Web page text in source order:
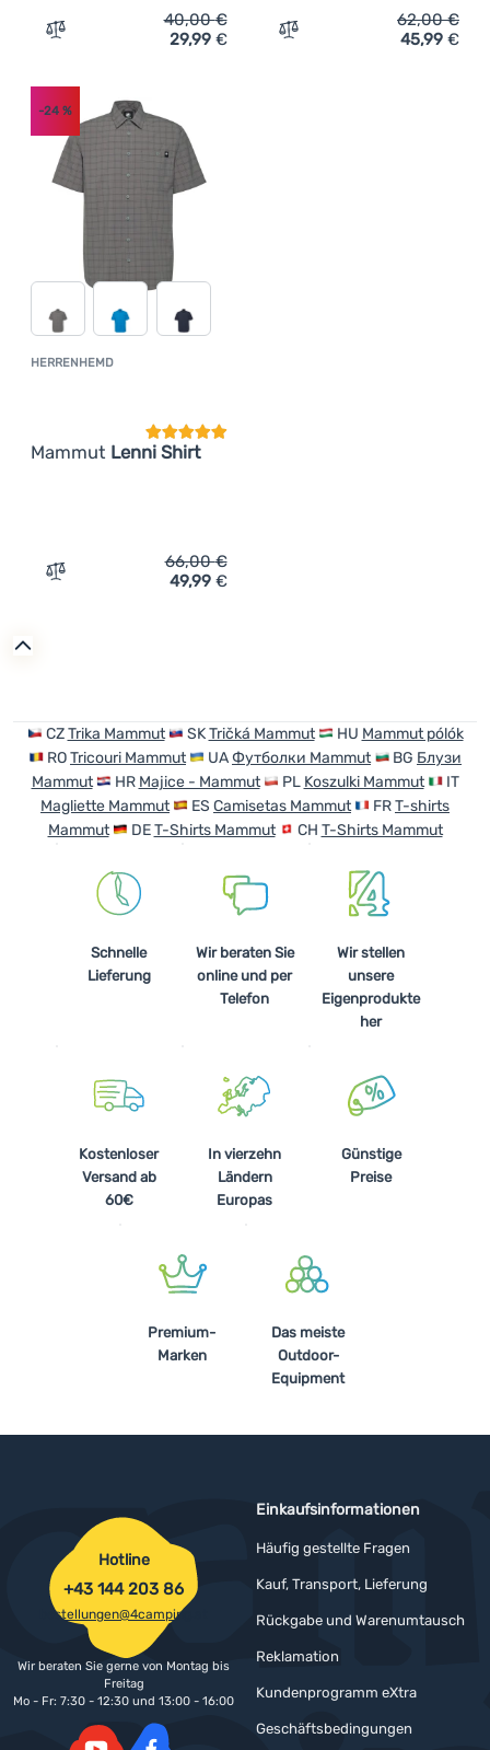
Zum Vergleich 'Herren-T-Shirt Mammut Core T-Shirt
40,00€
29,99 € Zum Vergleich 'Herren-T-
62,00€
45,99 €
HERRENHEMD
Mammut Lenni Shirt
-24 %
Zum Vergleich 'Herrenhemd Mammut Lenni Shirt'
66,00€
49,99 €
CZTrika Mammut SKTričká Mammut HU Mammut pólók
ROTricouri Mammut UAФутболки Mammut BG Блузи
Mammut
HR Majice - Mammut PL Koszulki Mammut
IT
Magliette Mammut
ES Camisetas Mammut FRT-shirts
Mammut
DET-Shirts Mammut CH T-Shirts Mammut
Schnelle
Lieferung
Wir beraten Sie
online und per
Telefon
Wir stellen
unsere
Eigenprodukte
her
Kostenloser
Versand ab
60€
In vierzehn
Ländern
Europas
Günstige
Preise
Premium-
Marken
Das meiste
Outdoor-
Equipment
Einkaufsinformationen
Häufig gestellte Fragen
Kauf, Transport, Lieferung
Rückgabe und Warenumtausch
Reklamation
Kundenprogramm eXtra
Geschäftsbedingungen
Hotline
+43 144 203 86
bestellungen@4camping.at
Wir beraten Sie gerne von Montag bis
Freitag
Mo - Fr: 7:30 - 12:30 und 13:00 - 16:00